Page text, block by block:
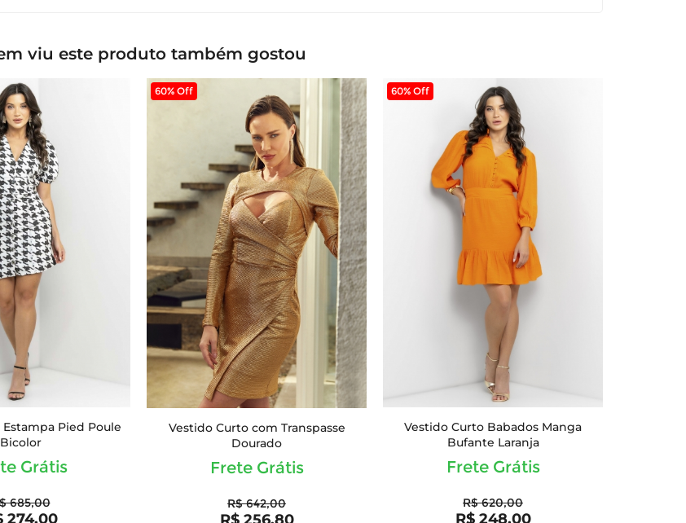
viu este produto também gostou
Pied Poule
Bicolor
Grátis
685,00
274,00
60% Off
Vestido Curto com Transpasse
Dourado
Frete Grátis
R$ 642,00
60% Off
Vestido Curto Babados Manga
Bufante Laranja
Frete Grátis
R$ 620,00
R$ 248,00